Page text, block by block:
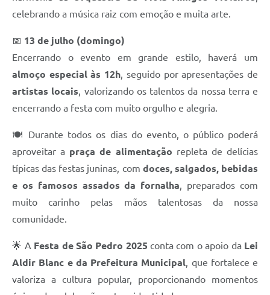
celebrando a música raiz com emoção e muita arte.
📅 13 de julho (domingo)
Encerrando o evento em grande estilo, haverá um
almoço especial às 12h , seguido por apresentações de
artistas locais , valorizando os talentos da nossa terra e
encerrando a festa com muito orgulho e alegria.
🍽️ Durante todos os dias do evento, o público poderá
aproveitar a praça de alimentação repleta de delícias
típicas das festas juninas, com doces, salgados, bebidas
e os famosos assados da fornalha , preparados com
muito carinho pelas mãos talentosas da nossa
comunidade.
🌟 A Festa de São Pedro 2025 conta com o apoio da Lei
Aldir Blanc e da Prefeitura Municipal , que fortalece e
valoriza a cultura popular, proporcionando momentos